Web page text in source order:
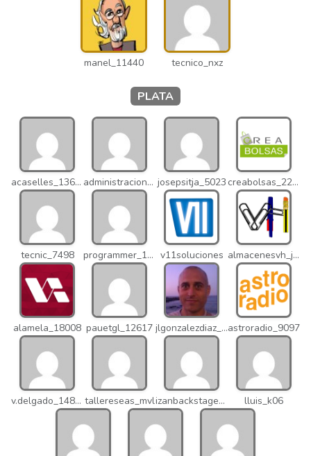
manel_11440 tecnico_nxz
PLATA
acaselles_13670 administracion_nhd josepsitja_5023 creabolsas_22110
tecnic_7498 programmer_12837 v11soluciones almacenesvh_jo2
alamela_18008 pauetgl_12617 jlgonzalezdiaz_12316astroradio_9097
v.delgado_14821 tallereseas_mvl izanbackstage_14556 lluis_k06